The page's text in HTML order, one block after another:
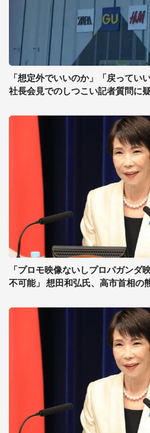
「想定外でいいのか」「戻ってい
社長会見でのしつこい記者質問に
「プロモ映像ないしプロパガンダ
不可能」 想田和弘氏、高市首相の